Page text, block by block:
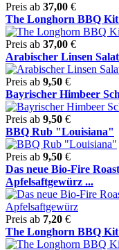
Preis ab 37,00 €
The Longhorn BBQ
Preis ab 37,00 €
Arabischer Linsen
Preis ab 9,50 €
Bayrischer Himbeer
Preis ab 9,50 €
BBQ Rub "Louisiana"
Preis ab 9,50 €
Das neue Bio-Fire
Apfelsaftgewürz ...
Preis ab 7,20 €
The Longhorn BBQ